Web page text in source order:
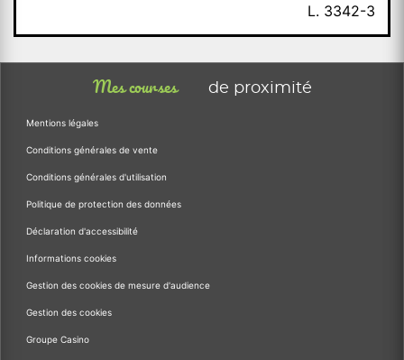
L. 3342-3
Mes courses de proximité
Mentions légales
Conditions générales de vente
Conditions générales d'utilisation
Politique de protection des données
Déclaration d'accessibilité
Informations cookies
Gestion des cookies de mesure d'audience
Gestion des cookies
Groupe Casino